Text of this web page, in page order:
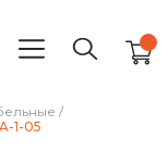
/
1-05